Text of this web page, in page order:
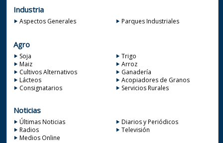
Industria
Aspectos Generales Parques Industriales
Agro
Soja
Trigo
Maiz
Arroz
Cultivos Alternativos
Ganadería
Lácteos
Acopiadores de Granos
Consignatarios
Servicios Rurales
Noticias
Últimas Noticias
Diarios y Periódicos
Radios
Televisión
Medios Online